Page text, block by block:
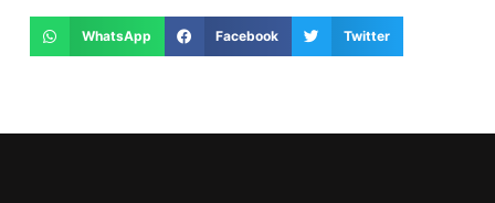
WhatsApp Facebook Twitter